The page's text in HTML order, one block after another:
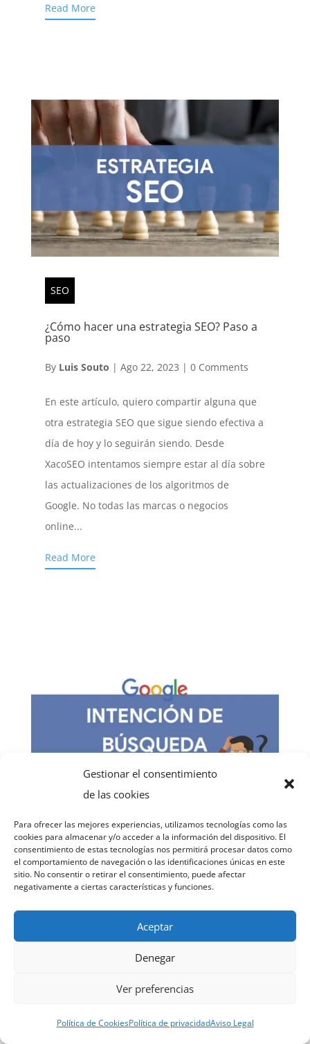
Gestionar el consentimiento
de las cookies
Para ofrecer las mejores experiencias, utilizamos tecnologías como las
cookies para almacenar y/o acceder a la información del dispositivo. El
consentimiento de estas tecnologías nos permitirá procesar datos como
el comportamiento de navegación o las identificaciones únicas en este
sitio. No consentir o retirar el consentimiento, puede afectar
negativamente a ciertas características y funciones.
Aceptar
Denegar
Ver preferencias
Política de CookiesPolítica de privacidadAviso Legal
Read More
SEO
¿Cómo hacer una estrategia SEO? Paso a
paso
By Luis Souto | Ago 22, 2023 | 0 Comments
En este artículo, quiero compartir alguna que
otra estrategia SEO que sigue siendo efectiva a
día de hoy y lo seguirán siendo. Desde
XacoSEO intentamos siempre estar al día sobre
las actualizaciones de los algoritmos de
Google. No todas las marcas o negocios
online...
Read More
SEO
¿Qué son las intenciones de búsqueda en
SEO?
Podemos decir que la intención de búsqueda
después de escribir una palabra o grupo de